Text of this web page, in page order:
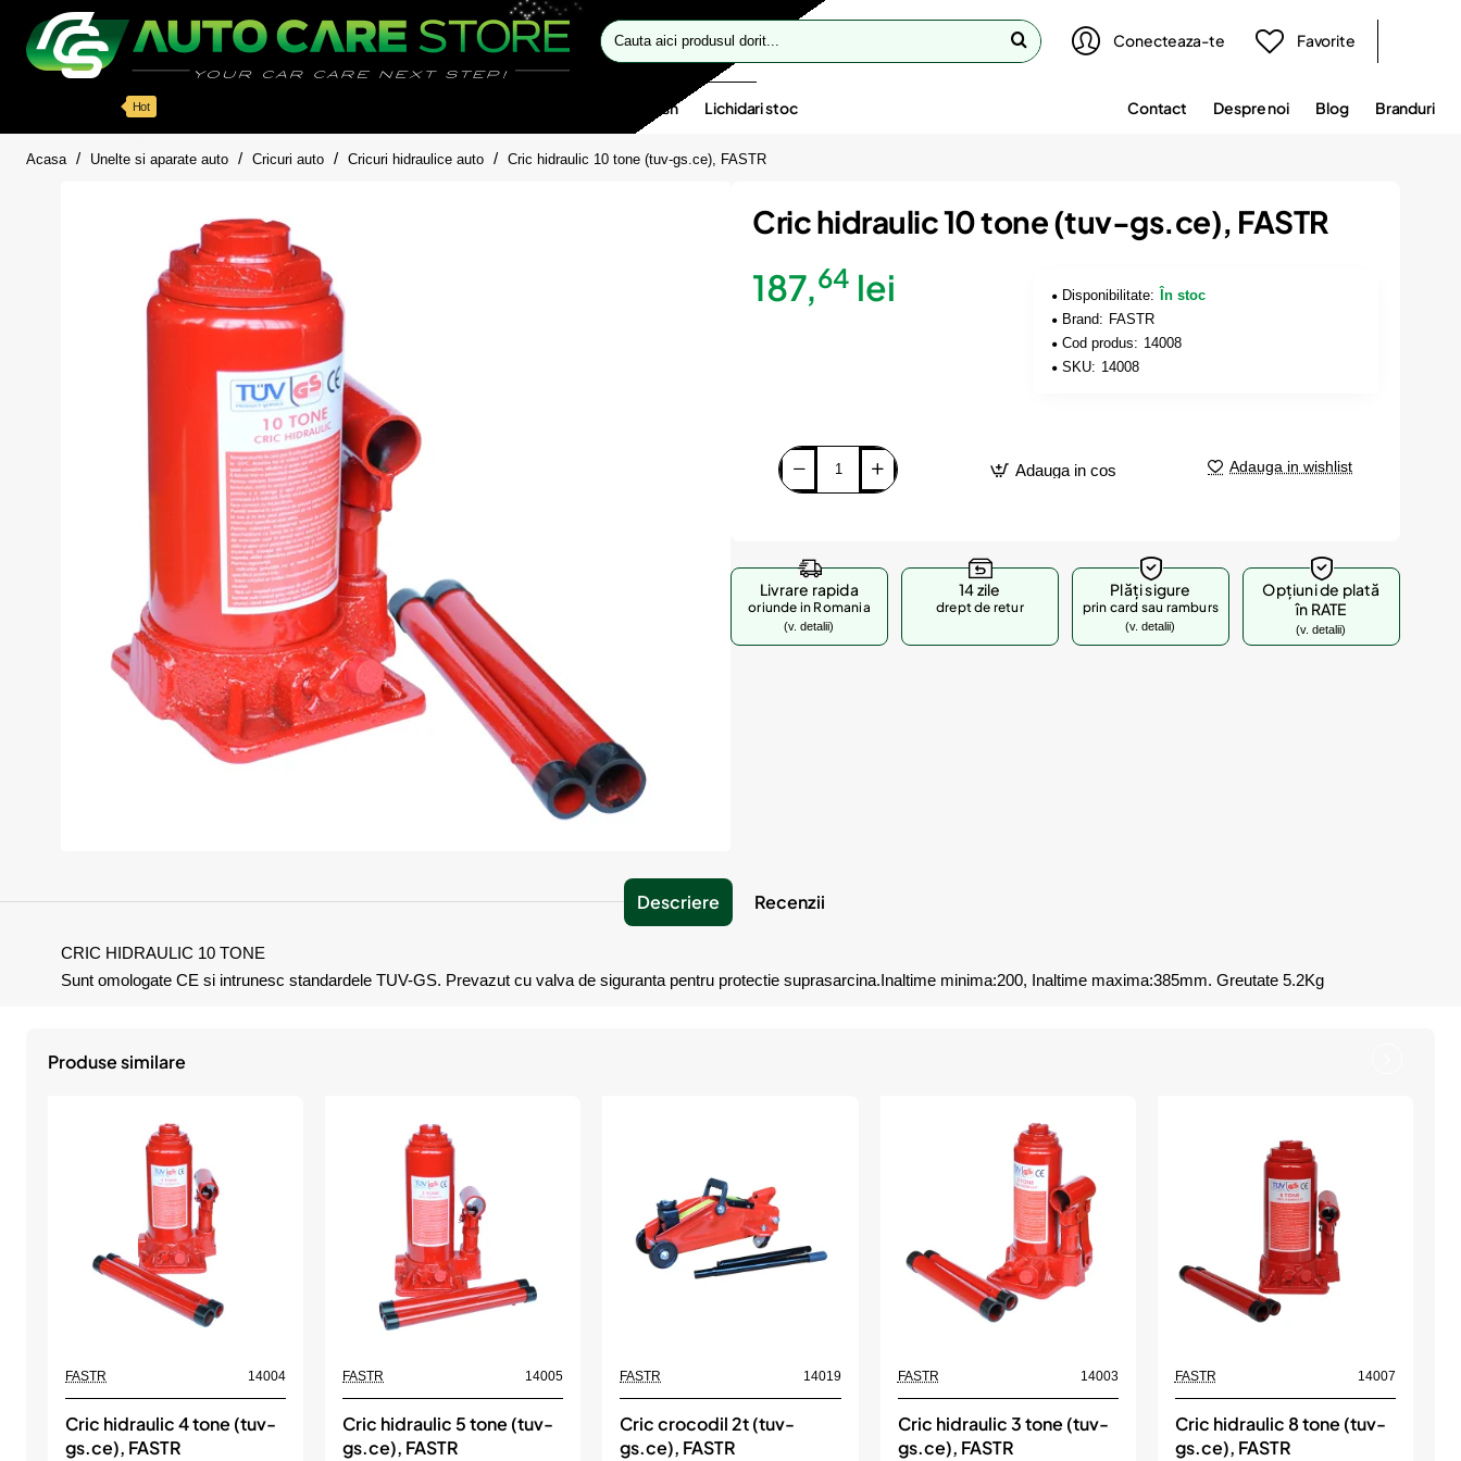
Cauta
aici
Conecteaza-te Favorite
Hot Oferte flash Lichidari stoc Contact Despre noi Blog Branduri
Acasa homeUnelte si aparate auto Cricuri auto Cricuri hidraulice auto Cric hidraulic 10 tone (tuv-gs.ce), FASTR
Cric hidraulic 10 tone (tuv-gs.ce), FASTR
187,64 lei Disponibilitate:
În stoc
Brand: FASTR
Cod produs: 14008
SKU: 14008
Adauga in cos Adauga in wishlist
Livrare rapida
oriunde in Romania
(v. detalii)
14 zile
drept de retur
Plăți sigure
prin card sau ramburs
(v. detalii)
Opțiuni de plată
în RATE
(v. detalii)
Descriere Recenzii
CRIC HIDRAULIC 10 TONE
Sunt omologate CE si intrunesc standardele TUV-GS. Prevazut cu valva de siguranta pentru protectie suprasarcina.Inaltime minima:200, Inaltime maxima:385mm. Greutate 5.2Kg
Produse similare
FASTR 14004
Cric hidraulic 4 tone (tuv-
gs.ce), FASTR
FASTR 14005
Cric hidraulic 5 tone (tuv-
gs.ce), FASTR
FASTR 14019
Cric crocodil 2t (tuv-
gs.ce), FASTR
FASTR 14003
Cric hidraulic 3 tone (tuv-
gs.ce), FASTR
FASTR 14007
Cric hidraulic 8 tone (tuv-
gs.ce), FASTR